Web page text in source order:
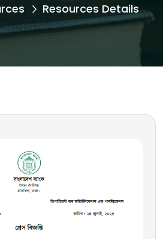
Resources Details